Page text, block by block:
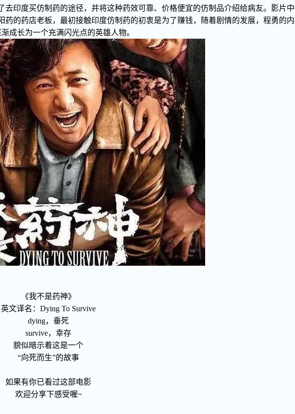
印度买仿制药的途径，并将这种药效可靠、价格便宜的仿制品介绍给病友。影片
的药店老板，最初接触印度仿制药的初衷是为了赚钱，随着剧情的发展，程勇的
成长为一个充满闪光点的英雄人物。
《我不是药神》
英文译名：Dying To Survive
dying，垂死
survive，幸存
貌似暗示着这是一个
“向死而生”的故事
如果有你已看过这部电影
欢迎分享下感受喔~